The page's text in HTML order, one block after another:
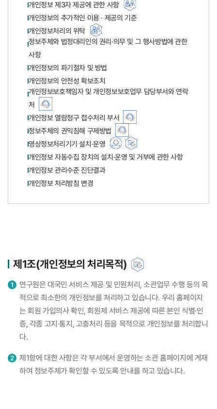
개인정보 제3자 제공에 관한 사항
개인정보의 추가적인 이용 · 제공의 기준
개인정보처리의 위탁
정보주체와 법정대리인의 권리·의무 및 그 행사방법에 관한
사항
개인정보의 파기절차 및 방법
개인정보의 안전성 확보조치
개인정보보호책임자 및 개인정보보호업무 담당부서와 연락
처
개인정보 열람청구 접수처리 부서
정보주체의 권익침해 구제방법
영상정보처리기기 설치·운영
개인정보 자동수집 장치의 설치·운영 및 거부에 관한 사항
개인정보 관리수준 진단결과
개인정보 처리방침 변경
제1조(개인정보의 처리목적)
연구원은 대국민 서비스 제공 및 민원처리, 소관업무 수행 등의 목
적으로 최소한의 개인정보를 처리하고 있습니다. 우리 홈페이지
는 회원 가입의사 확인, 회원제 서비스 제공에 따른 본인 식별·인
증, 각종 고지·통지, 고충처리 등을 목적으로 개인정보를 처리합니
다.
제1항에 대한 사항은 각 부서에서 운영하는 소관 홈페이지에 게재
하여 정보주체가 확인할 수 있도록 안내를 하고 있습니다.